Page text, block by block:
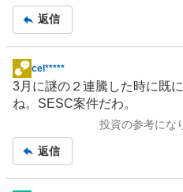
事
返信
掲
示
板
cel*****
3月に謎の２連騰した時に既
ね。SESC案件だわ。
投資の参考にな
返信